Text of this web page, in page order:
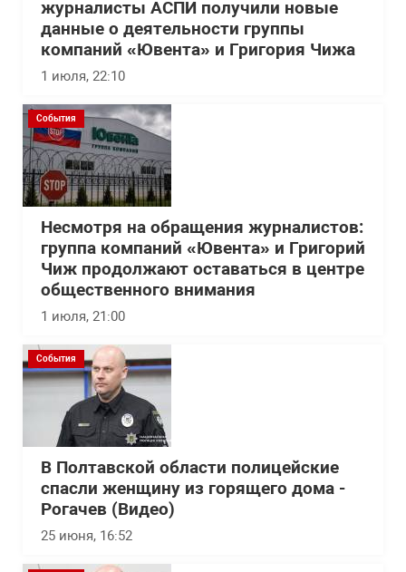
журналисты АСПИ получили новые
данные о деятельности группы
компаний «Ювента» и Григория Чижа
1 июля, 22:10
События
Несмотря на обращения журналистов:
группа компаний «Ювента» и Григорий
Чиж продолжают оставаться в центре
общественного внимания
1 июля, 21:00
События
В Полтавской области полицейские
спасли женщину из горящего дома -
Рогачев (Видео)
25 июня, 16:52